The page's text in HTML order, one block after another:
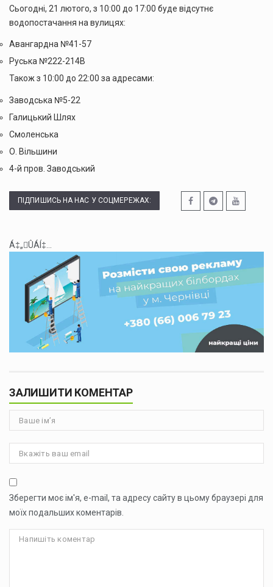
Сьогодні, 21 лютого, з 10:00 до 17:00 буде відсутнє
водопостачання на вулицях:
Авангардна №41-57
Руська №222-214В
Також з 10:00 до 22:00 за адресами:
Заводська №5-22
Галицький Шлях
Смоленська
О. Вільшини
4-й пров. Заводський
ПІДПИШИСЬ НА НАС У СОЦМЕРЕЖАХ:
Á‡„ÛÁÍ‡...
ЗАЛИШИТИ КОМЕНТАР
Зберегти моє ім'я, e-mail, та адресу сайту в цьому браузері для
моїх подальших коментарів.